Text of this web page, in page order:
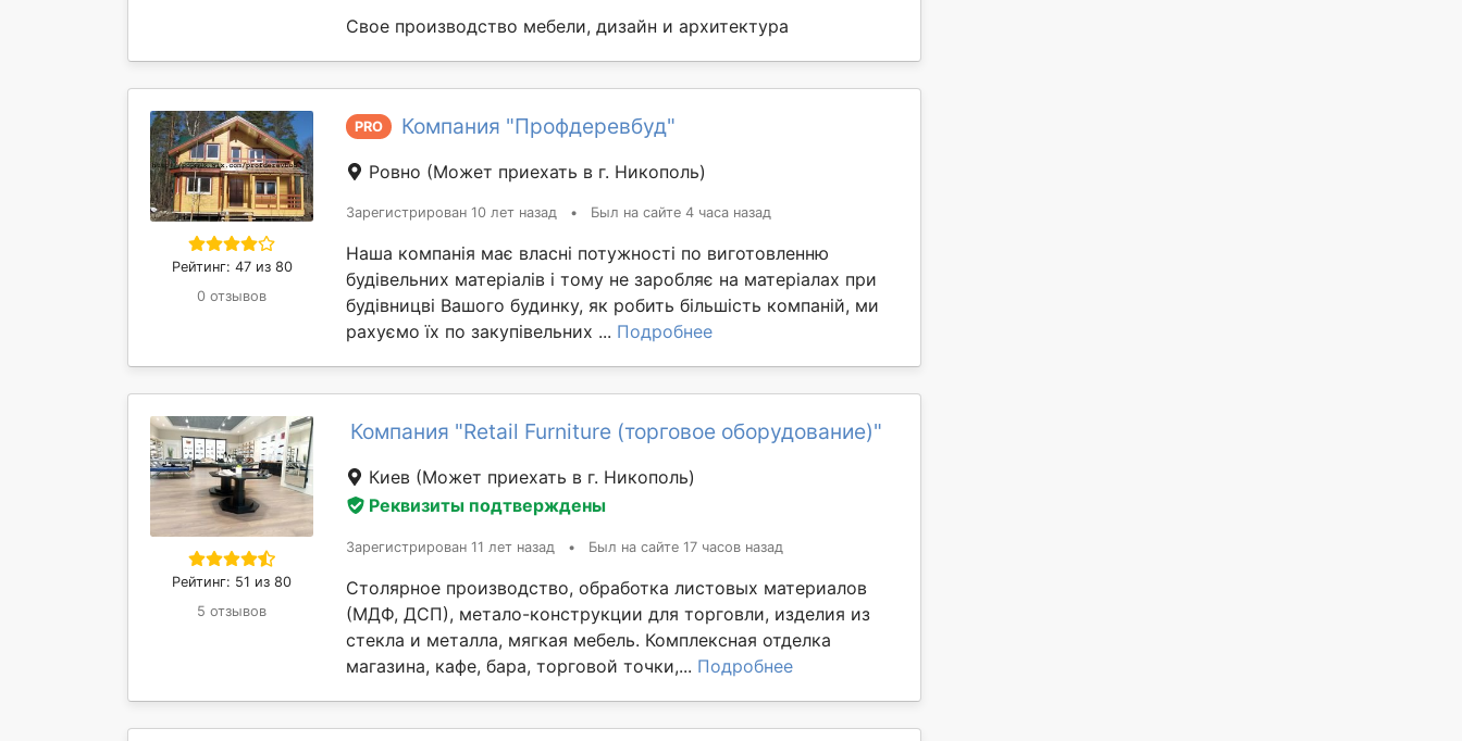
Свое производство мебели, дизайн и архитектура
Рейтинг: 47 из 80
0 отзывов
PRO Компания "Профдеревбуд"
Ровно (Может приехать в г. Никополь)
Зарегистрирован 10 лет назад • Был на сайте 4 часа назад
Наша компанія має власні потужності по виготовленню
будівельних матеріалів і тому не заробляє на матеріалах при
будівницві Вашого будинку, як робить більшість компаній, ми
рахуємо їх по закупівельних ... Подробнее
Рейтинг: 51 из 80
5 отзывов
Компания "Retail Furniture (торговое оборудование)"
Киев (Может приехать в г. Никополь)
Реквизиты подтверждены
Зарегистрирован 11 лет назад • Был на сайте 17 часов назад
Столярное производство, обработка листовых материалов
(МДФ, ДСП), метало-конструкции для торговли, изделия из
стекла и металла, мягкая мебель. Комплексная отделка
магазина, кафе, бара, торговой точки,... Подробнее